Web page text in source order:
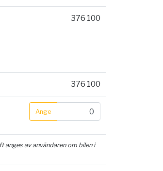
376 100
376 100
Ange
av användaren om bilen i